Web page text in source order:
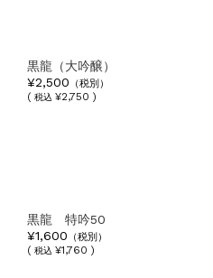
黒龍（大吟醸）
¥2,500 （税別）
( 税込 ¥2,750 )
黒龍 特吟50
¥1,600 （税別）
( 税込 ¥1,760 )